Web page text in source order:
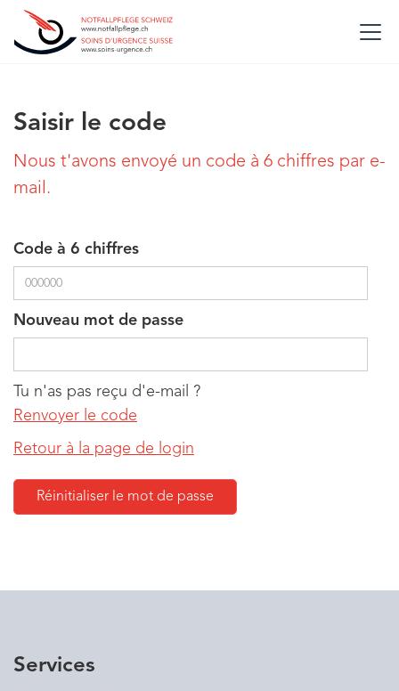
Saisir le code
Nous t'avons envoyé un code à 6 chiffres par e-
mail.
Code à 6 chiffres
Nouveau mot de passe
Tu n'as pas reçu d'e-mail ?
Renvoyer le code
Retour à la page de login
Services